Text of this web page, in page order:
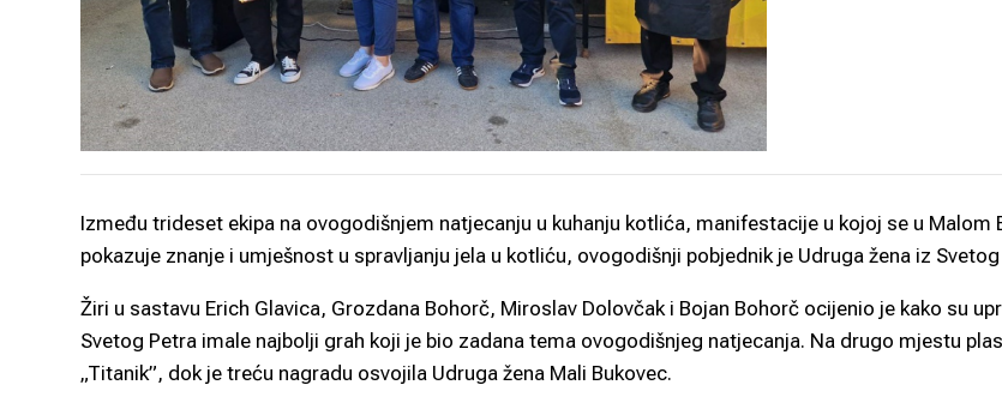
Između trideset ekipa na ovogodišnjem natjecanju u kuhanju kotlića, manifestacije u kojoj se u Malom
pokazuje znanje i umješnost u spravljanju jela u kotliću, ovogodišnji pobjednik je Udruga žena iz
Žiri u sastavu Erich Glavica, Grozdana Bohorč, Miroslav Dolovčak i Bojan Bohorč ocijenio je kako su
Svetog Petra imale najbolji grah koji je bio zadana tema ovogodišnjeg natjecanja. Na drugo mjestu
„Titanik”, dok je treću nagradu osvojila Udruga žena Mali Bukovec.